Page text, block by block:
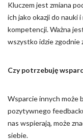
Kluczem jest zmiana
ich jako okazji do nauki
kompetencji. Ważna
wszystko idzie zgodnie
Czy potrzebuję
Wsparcie innych może
pozytywnego
nas wspierają, może
siebie.